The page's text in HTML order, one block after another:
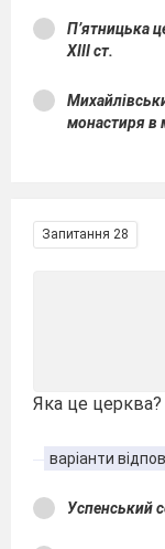
П’ятницька
XIII ст.
монастиря в
Запитання 28
Яка це церква?
варіанти
Успенський